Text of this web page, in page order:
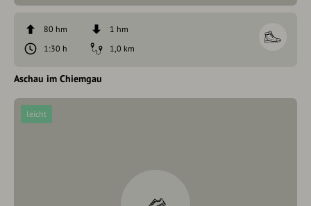
80 hm
1 hm
1:30 h
1,0 km
Aschau im Chiemgau
leicht